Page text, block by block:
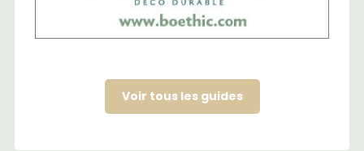
Voir tous les guides